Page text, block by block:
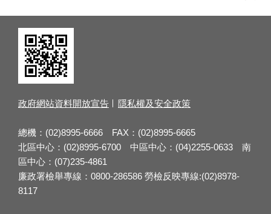
政府網站資料開放宣告 隱私權及安全政策
總機：(02)8995-6666 FAX：(02)8995-6665
北區中心：(02)8995-6700 中區中心：(04)2255-0633 南
區中心：(07)235-4861
廉政署檢舉專線：0800-286586 勞檢反映專線:(02)8978-
8117